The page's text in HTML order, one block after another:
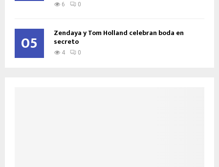
6 0
05 Zendaya y Tom Holland celebran boda en
secreto
4 0